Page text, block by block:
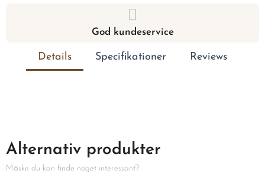
God kundeservice
Details Specifikationer Reviews
Alternativ produkter
Måske du kan finde noget interessant?